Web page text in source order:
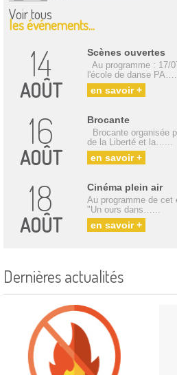
Voir tous
les événements...
14
AOÛT
Scènes ouvertes
Au programme : 17/
l'école de danse PA…...
en savoir +
16
AOÛT
Brocante
Brocante organisée
de la Liberté et la…...
en savoir +
18
AOÛT
Cinéma plein air
Au programme de cet
"Un ours dans…...
en savoir +
Dernières actualités